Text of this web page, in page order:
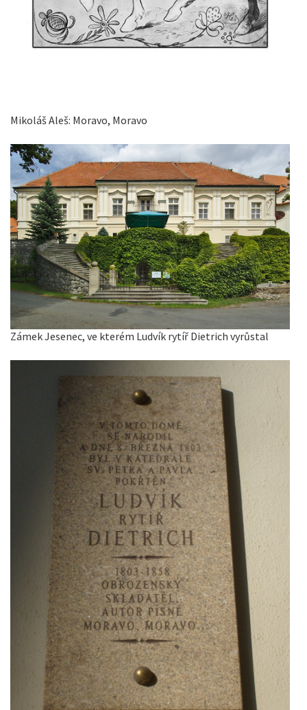
Mikoláš Aleš: Moravo, Moravo
Zámek Jesenec, ve kterém Ludvík rytíř Dietrich vyrůstal